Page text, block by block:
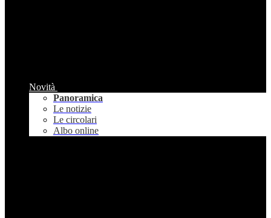
Novità
Panoramica
Le notizie
Le circolari
Albo online